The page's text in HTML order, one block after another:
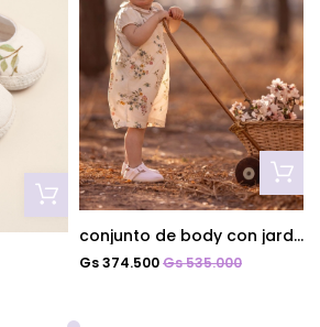
conjunto de body con jardinero anna
Gs 374.500Gs 535.000